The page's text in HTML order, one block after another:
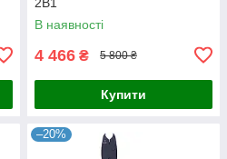
В наявності
4 466 ₴ 5 800 ₴
Купити
–20%